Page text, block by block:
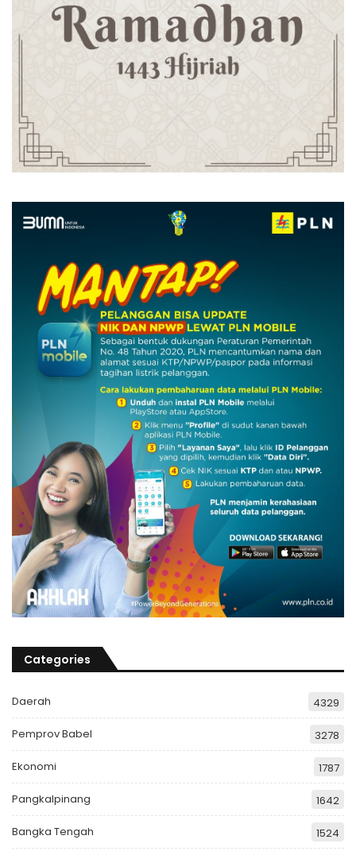
Categories
Daerah 4329
Pemprov Babel 3278
Ekonomi 1787
Pangkalpinang 1642
Bangka Tengah 1524